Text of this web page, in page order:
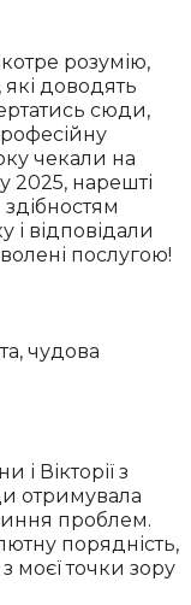
розумію,
доводять
сюди,
чекали на
2025, нарешті
і відповідали
послугою!
чудова
Вікторії з
отримувала
проблем.
порядність,
з моєї точки зору